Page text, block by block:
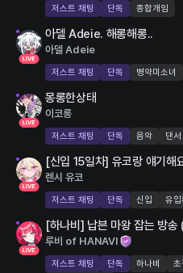
19세 연령 제한
저스트 채팅 단독 종합개임
LIVE 10명
아델 Adeie. 해롱해롱..
아델 Adeie
저스트 채팅 단독 병약미소녀
LIVE 20명
몽롱한상태
이코롱
저스트 채팅 단독 음악 댄서
LIVE 15명 [신입 15일차] 유코랑 얘기
렌시 유코
저스트 채팅 단독 신입 유입
LIVE 276명
[하나비] 납븐 마왕 잡는 방
루비 of HANAVI
저스트 채팅 단독 하나비 초